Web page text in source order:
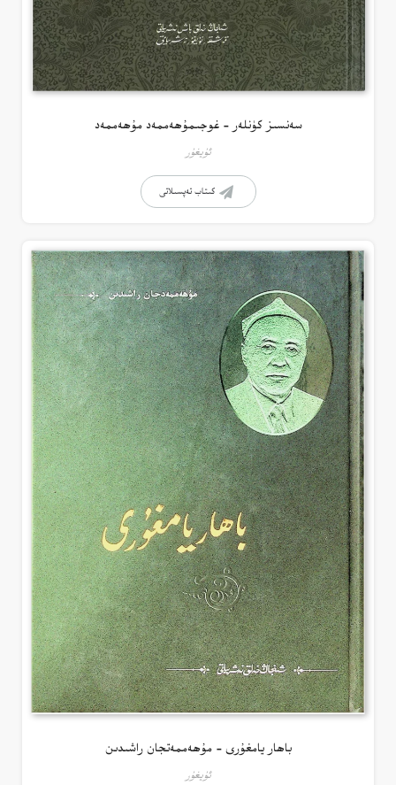
سەنسىز كۈنلەر – غوجىمۇھەممەد مۇھەممەد
ئۇيغۇر
كىتاب تەپسىلاتى
باھار يامغۇرى – مۇھەممەتجان راشىدىن
ئۇيغۇر